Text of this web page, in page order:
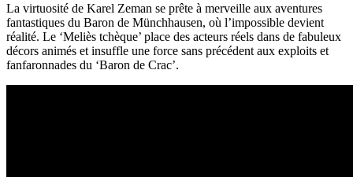
La virtuosité de Karel Zeman se prête à merveille aux aventures
fantastiques du Baron de Münchhausen, où l’impossible devient
réalité. Le ‘Meliès tchèque’ place des acteurs réels dans de fabuleux
décors animés et insuffle une force sans précédent aux exploits et
fanfaronnades du ‘Baron de Crac’.